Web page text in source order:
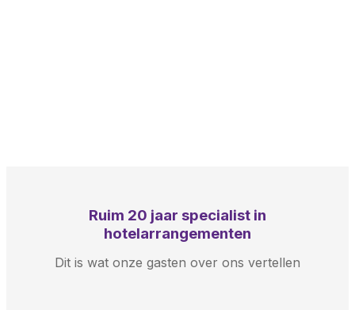
Ruim 20 jaar specialist in
hotelarrangementen
Dit is wat onze gasten over ons vertellen